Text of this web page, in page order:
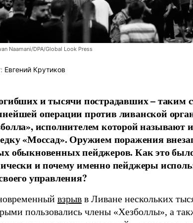
Naamani/DPA/Global Look Press
Евгений Крутиков
и тысячи пострадавших – таким
операции против ливанской
исполнителем которой называют
«Моссад». Оружием поражения
обыкновенных пейджеров. Как это
и почему именно пейджеры
управления?
взрыв в Ливане нескольких
пользовались члены «Хезболлы», а